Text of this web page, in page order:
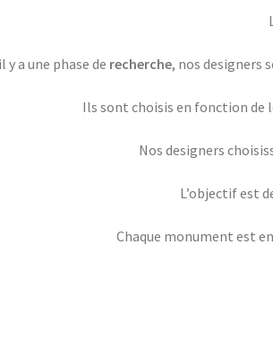
y a une phase de recherche, nos designers
Ils sont choisis en fonction de
Nos designers
L’objectif est
Chaque monument est